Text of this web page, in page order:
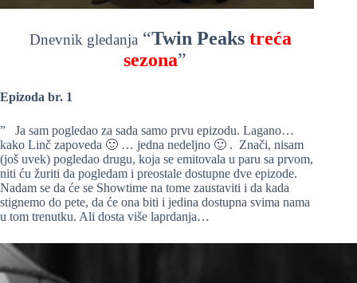
Dnevnik gledanja “Twin Peaks treća
sezona”
Epizoda br. 1
” Ja sam pogledao za sada samo prvu epizodu. Lagano…
kako Linč zapoveda 🙂 … jedna nedeljno 🙂 . Znači, nisam
(još uvek) pogledao drugu, koja se emitovala u paru sa prvom,
niti ću žuriti da pogledam i preostale dostupne dve epizode.
Nadam se da će se Showtime na tome zaustaviti i da kada
stignemo do pete, da će ona biti i jedina dostupna svima nama
u tom trenutku. Ali dosta više laprdanja…